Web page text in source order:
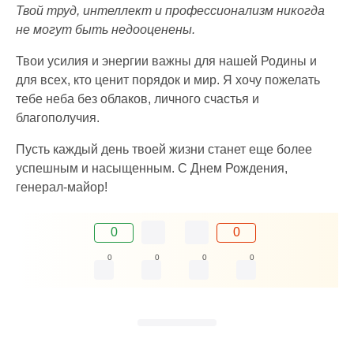
Твой труд, интеллект и профессионализм никогда
не могут быть недооценены.
Твои усилия и энергии важны для нашей Родины и
для всех, кто ценит порядок и мир. Я хочу пожелать
тебе неба без облаков, личного счастья и
благополучия.
Пусть каждый день твоей жизни станет еще более
успешным и насыщенным. С Днем Рождения,
генерал-майор!
0 0
0 0 0 0